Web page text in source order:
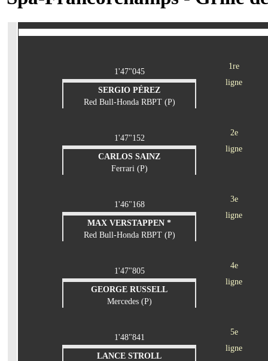
1re
ligne
1'47"045
SERGIO PÉREZ
Red Bull-Honda RBPT (P)
2e
ligne
1'47"152
CARLOS SAINZ
Ferrari (P)
3e
ligne
1'46"168
MAX VERSTAPPEN *
Red Bull-Honda RBPT (P)
4e
ligne
1'47"805
GEORGE RUSSELL
Mercedes (P)
5e
ligne
1'48"841
LANCE STROLL